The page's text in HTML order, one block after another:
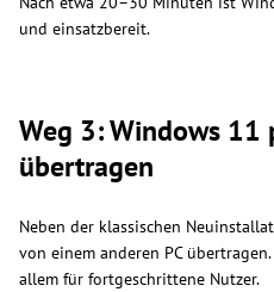
und einsatzbereit.
Weg 3: Windows 11
übertragen
Neben der klassischen
von einem anderen PC
allem für fortgeschrittene Nutzer.